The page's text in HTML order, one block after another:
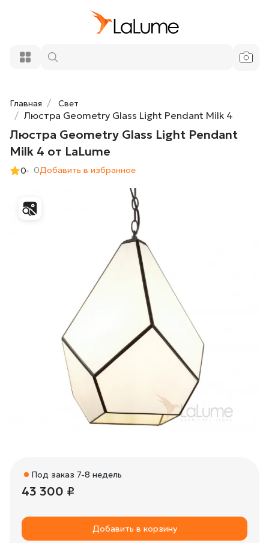
Главная Свет
Люстра Geometry Glass Light Pendant Milk 4
Люстра Geometry Glass Light Pendant
Milk 4 от LaLume
0 0Добавить в избранное
Под заказ 7-8 недель
43 300 ₽
Добавить в корзину
Milk 4 от LaLume